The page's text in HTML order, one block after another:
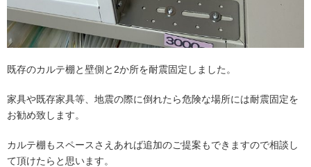
既存のカルテ棚と壁側と2か所を耐震固定しました。
家具や既存家具等、地震の際に倒れたら危険な場所には耐震固定を
お勧め致します。
カルテ棚もスペースさえあれば追加のご提案もできますので相談し
て頂けたらと思います。